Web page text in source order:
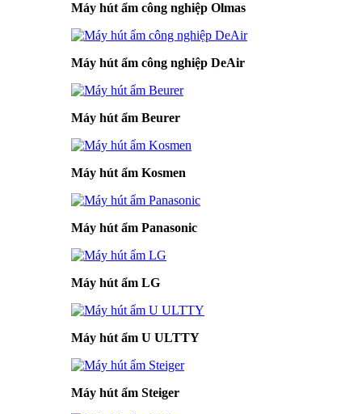
Máy hút ẩm công nghiệp Olmas
Máy hút ẩm công nghiệp DeAir
Máy hút ẩm Beurer
Máy hút ẩm Kosmen
Máy hút ẩm Panasonic
Máy hút ẩm LG
Máy hút ẩm U ULTTY
Máy hút ẩm Steiger